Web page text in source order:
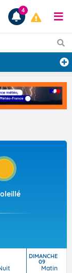
4
DIMANCHE
09
Matin